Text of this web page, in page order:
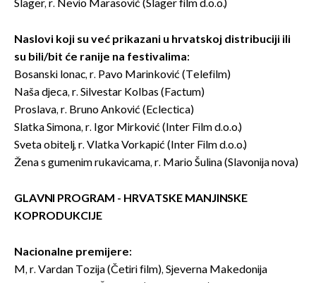
Šlager, r. Nevio Marasović (Šlager film d.o.o.)
Naslovi koji su već prikazani u hrvatskoj distribuciji ili
su bili/bit će ranije na festivalima:
Bosanski lonac, r. Pavo Marinković (Telefilm)
Naša djeca, r. Silvestar Kolbas (Factum)
Proslava, r. Bruno Anković (Eclectica)
Slatka Simona, r. Igor Mirković (Inter Film d.o.o.)
Sveta obitelj, r. Vlatka Vorkapić (Inter Film d.o.o.)
Žena s gumenim rukavicama, r. Mario Šulina (Slavonija nova)
GLAVNI PROGRAM - HRVATSKE MANJINSKE
KOPRODUKCIJE
Nacionalne premijere:
M, r. Vardan Tozija (Četiri film), Sjeverna Makedonija